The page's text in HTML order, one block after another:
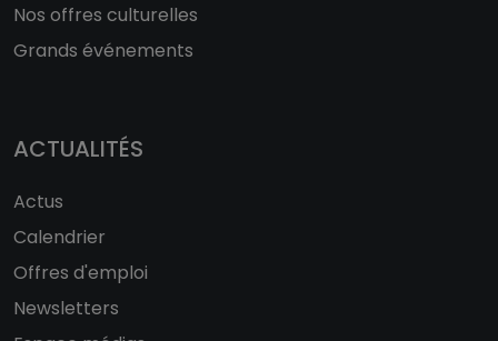
Nos offres culturelles
Grands événements
ACTUALITÉS
Actus
Calendrier
Offres d'emploi
Newsletters